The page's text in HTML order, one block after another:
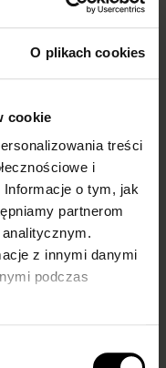
O plikach cookies
cookie
treści
i
o tym, jak
partnerom
z innymi danymi
podczas
czego ubrać
i jak je
nosić, by wyglądać